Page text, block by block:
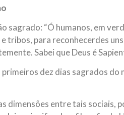
sagrado: “Ó humanos, em
tribos, para reconhecerdes
Sabei que Deus é
dez dias sagrados do
dimensões entre tais sociais,